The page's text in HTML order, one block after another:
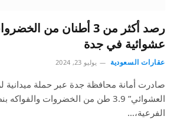
رصد أكثر من 3 أطنان من
عشوائية في جدة
عقارات السعودية يوليو 23, 2024
صادرت أمانة محافظة جدة عبر حملة ميدانية
العشوائي” 3.9 طن من الخضروات
الفرعية،…